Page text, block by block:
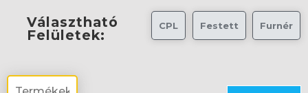
Választható
Felületek:
CPL Festett Furnér